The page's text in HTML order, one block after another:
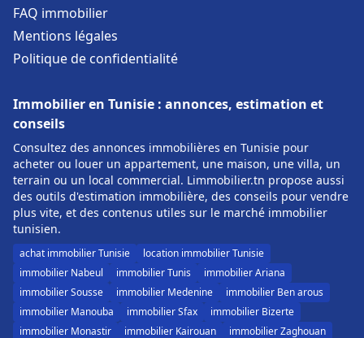
FAQ immobilier
Mentions légales
Politique de confidentialité
Immobilier en Tunisie : annonces, estimation et
conseils
Consultez des annonces immobilières en Tunisie pour
acheter ou louer un appartement, une maison, une villa, un
terrain ou un local commercial. Limmobilier.tn propose aussi
des outils d'estimation immobilière, des conseils pour vendre
plus vite, et des contenus utiles sur le marché immobilier
tunisien.
achat immobilier Tunisie
location immobilier Tunisie
immobilier Nabeul
immobilier Tunis
immobilier Ariana
immobilier Sousse
immobilier Medenine
immobilier Ben arous
immobilier Manouba
immobilier Sfax
immobilier Bizerte
immobilier Monastir
immobilier Kairouan immobilier Zaghouan